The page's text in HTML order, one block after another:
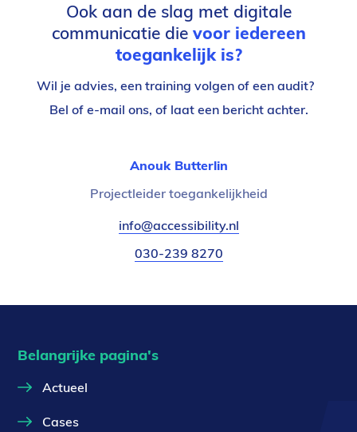
Ook aan de slag met digitale
communicatie die voor iedereen
toegankelijk is?
Wil je advies, een training volgen of een audit?
Bel of e-mail ons, of laat een bericht achter.
Anouk Butterlin
Functietitel:
Projectleider toegankelijkheid
E-
mail:
info@accessibility.nl
Telefoonnummer:
030-239 8270
Belangrijke pagina's
Actueel
Cases